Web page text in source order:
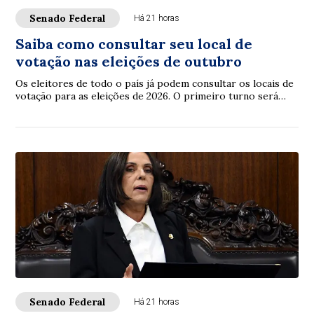
Senado Federal Há 21 horas
Saiba como consultar seu local de
votação nas eleições de outubro
Os eleitores de todo o país já podem consultar os locais de
votação para as eleições de 2026. O primeiro turno será
Senado Federal Há 21 horas